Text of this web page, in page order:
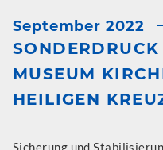
September 2022
MUSEUM
HEILIGEN
Sicherung und